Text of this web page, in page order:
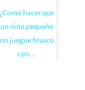
¿Cómo hacer que
un niño pequeño
no juegue brusco
con…